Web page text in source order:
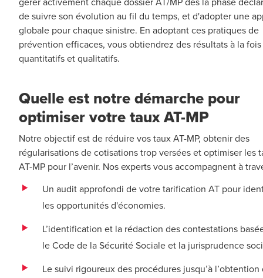
de suivre son évolution au fil du temps, et d'adopter une
globale pour chaque sinistre. En adoptant ces pratiques de
prévention efficaces, vous obtiendrez des résultats à la fois
quantitatifs et qualitatifs.
Quelle est notre démarche pour
optimiser votre taux AT-MP
Notre objectif est de réduire vos taux AT-MP, obtenir des
régularisations de cotisations trop versées et optimiser les
AT-MP pour l’avenir. Nos experts vous accompagnent à
Un audit approfondi de votre tarification AT pour
les opportunités d'économies.
L’identification et la rédaction des contestations
le Code de la Sécurité Sociale et la jurisprudence
Le suivi rigoureux des procédures jusqu’à l’obtention